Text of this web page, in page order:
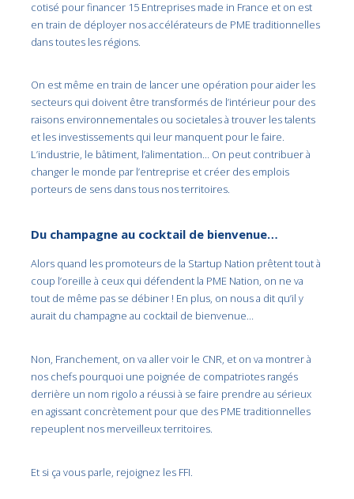
cotisé pour financer 15 Entreprises made in France et on est
en train de déployer nos accélérateurs de PME traditionnelles
dans toutes les régions.
On est même en train de lancer une opération pour aider les
secteurs qui doivent être transformés de l’intérieur pour des
raisons environnementales ou societales à trouver les talents
et les investissements qui leur manquent pour le faire.
L’industrie, le bâtiment, l’alimentation… On peut contribuer à
changer le monde par l’entreprise et créer des emplois
porteurs de sens dans tous nos territoires.
Du champagne au cocktail de bienvenue…
Alors quand les promoteurs de la Startup Nation prêtent tout à
coup l’oreille à ceux qui défendent la PME Nation, on ne va
tout de même pas se débiner ! En plus, on nous a dit qu’il y
aurait du champagne au cocktail de bienvenue…
Non, Franchement, on va aller voir le CNR, et on va montrer à
nos chefs pourquoi une poignée de compatriotes rangés
derrière un nom rigolo a réussi à se faire prendre au sérieux
en agissant concrètement pour que des PME traditionnelles
repeuplent nos merveilleux territoires.
Et si ça vous parle, rejoignez les FFI.